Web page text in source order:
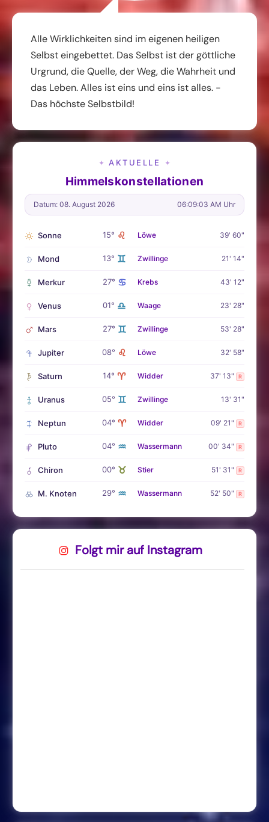
Alle Wirklichkeiten sind im eigenen heiligen
Selbst eingebettet. Das Selbst ist der göttliche
Urgrund, die Quelle, der Weg, die Wahrheit und
das Leben. Alles ist eins und eins ist alles. -
Das höchste Selbstbild!
✦ AKTUELLE ✦
Himmelskonstellationen
Datum: 08. August 2026 06:09:05 AM Uhr
Sonne 15° ♌ Löwe 39' 60"
Mond 13° ♊ Zwillinge 21' 14"
Merkur 27° ♋ Krebs 43' 12"
Venus 01° ♎ Waage 23' 28"
Mars 27° ♊ Zwillinge 53' 28"
Jupiter 08° ♌ Löwe 32' 58"
Saturn 14° ♈ Widder 37' 13" R
Uranus 05° ♊ Zwillinge 13' 31"
Neptun 04° ♈ Widder 09' 21" R
Pluto 04° ♒ Wassermann 00' 34" R
Chiron 00° ♉ Stier 51' 31" R
M. Knoten 29° ♒ Wassermann 52' 50" R
Folgt mir auf Instagram